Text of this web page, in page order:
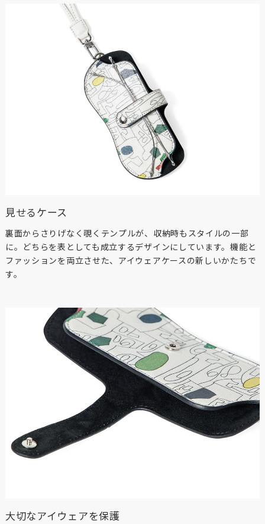
見せるケース
裏面からさりげなく覗くテンプルが、収納時もスタイルの一部
に。どちらを表としても成立するデザインにしています。機能と
ファッションを両立させた、アイウェアケースの新しいかたちで
す。
大切なアイウェアを保護